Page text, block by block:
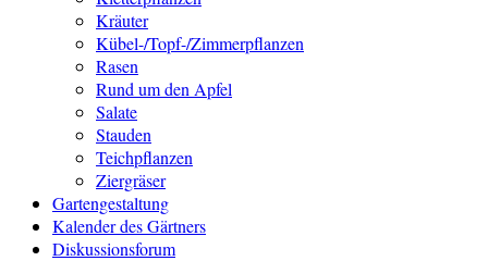
Kräuter
Kübel-/Topf-/Zimmerpflanzen
Rasen
Rund um den Apfel
Salate
Stauden
Teichpflanzen
Ziergräser
Gartengestaltung
Kalender des Gärtners
Diskussionsforum